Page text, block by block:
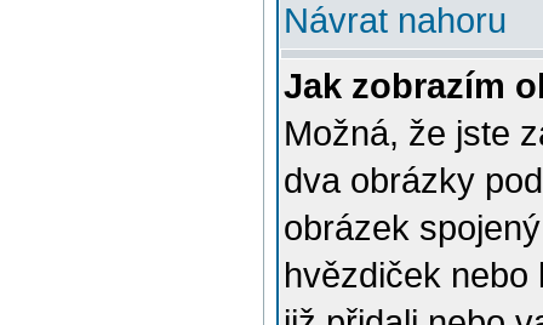
Návrat nahoru
Jak zobrazím
Možná, že jste
dva obrázky
obrázek
hvězdiček